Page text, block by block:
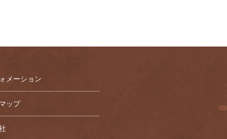
メーション
ップ